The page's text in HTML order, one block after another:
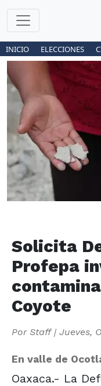
INICIO ELECCIONES
Solicita
Profepa
Coyote
Por Staff| Jueves,
En valle de
Oaxaca.- La